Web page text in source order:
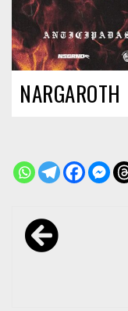
NARGAROTH
Navegación
de